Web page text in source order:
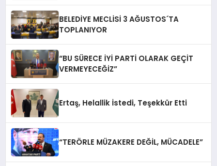
BELEDİYE MECLİSİ 3 AĞUSTOS´TA
TOPLANIYOR
“BU SÜRECE İYİ PARTİ OLARAK GEÇİT
VERMEYECEĞİZ”
Ertaş, Helallik İstedi, Teşekkür Etti
“TERÖRLE MÜZAKERE DEĞİL, MÜCADELE”